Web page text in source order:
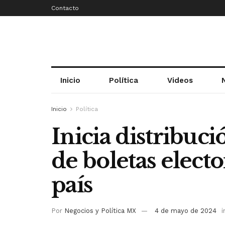
Contacto
Inicio Política Videos
Inicio Política
Inicia
de boletas
país
Por Negocios y Política MX 4 de mayo de 2024